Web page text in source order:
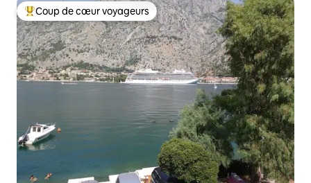
Coups de cœur voyageurs les plus appréciés
Coup de cœur voyageurs